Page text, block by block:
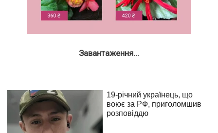
Завантаження...